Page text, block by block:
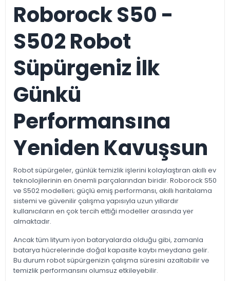
Roborock S50 -
S502 Robot
Süpürgeniz İlk
Günkü
Performansına
Yeniden Kavuşsun
Robot süpürgeler, günlük temizlik işlerini kolaylaştıran akıllı ev
teknolojilerinin en önemli parçalarından biridir. Roborock S50
ve S502 modelleri; güçlü emiş performansı, akıllı haritalama
sistemi ve güvenilir çalışma yapısıyla uzun yıllardır
kullanıcıların en çok tercih ettiği modeller arasında yer
almaktadır.
Ancak tüm lityum iyon bataryalarda olduğu gibi, zamanla
batarya hücrelerinde doğal kapasite kaybı meydana gelir.
Bu durum robot süpürgenizin çalışma süresini azaltabilir ve
temizlik performansını olumsuz etkileyebilir.